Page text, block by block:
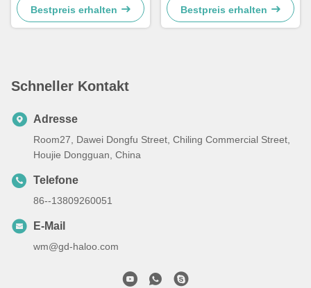
SDK-Funktion und
Kühlsystem
Bestpreis erhalten
und unterstützt mehrere
Zahlungsarten
Bestpreis erhalten
Schneller Kontakt
Adresse
Room27, Dawei Dongfu Street, Chiling Commercial Street,
Houjie Dongguan, China
Telefone
86--13809260051
E-Mail
wm@gd-haloo.com